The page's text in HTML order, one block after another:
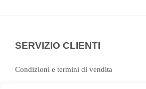
SERVIZIO CLIENTI
Condizioni e termini di vendita